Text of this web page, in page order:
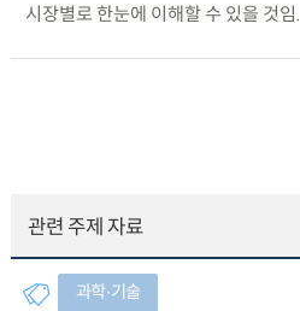
시장별로 한눈에 이해할 수 있을 것임.
관련 주제 자료
과학∙기술